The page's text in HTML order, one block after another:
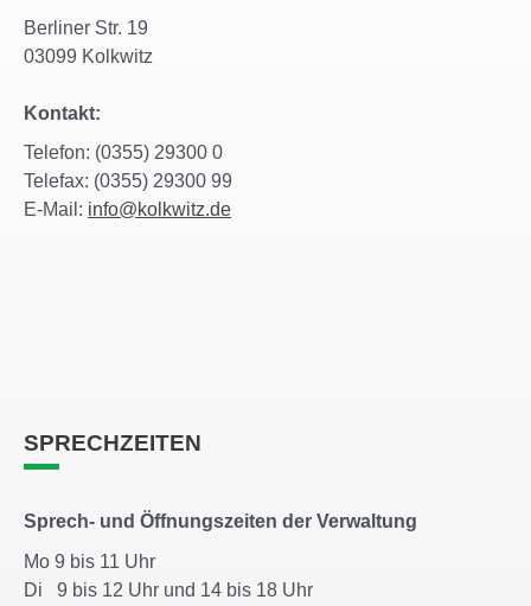
Berliner Str. 19
03099 Kolkwitz
Kontakt:
Telefon: (0355) 29300 0
Telefax: (0355) 29300 99
E-Mail: info@kolkwitz.de
SPRECHZEITEN
Sprech- und Öffnungszeiten der Verwaltung
Mo 9 bis 11 Uhr
Di 9 bis 12 Uhr und 14 bis 18 Uhr